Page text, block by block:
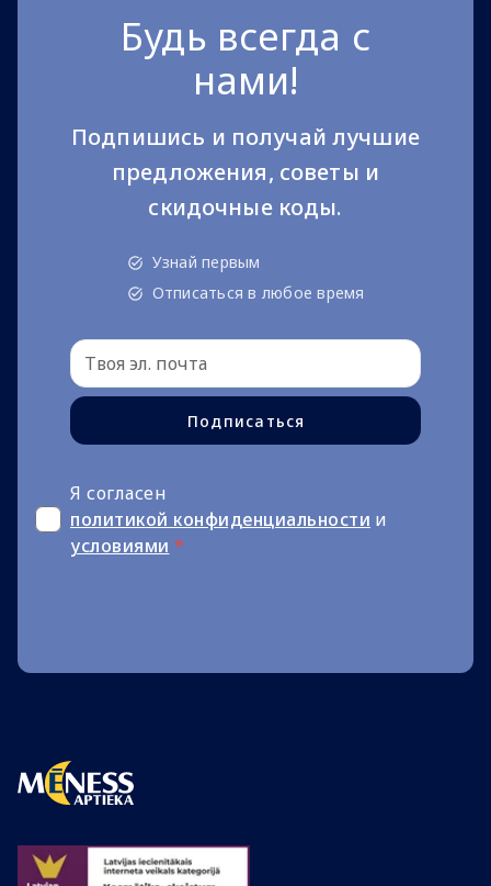
Будь всегда с
нами!
Подпишись и получай лучшие
предложения, советы и
скидочные коды.
Узнай первым
Отписаться в любое время
Подписаться
Я согласен
политикой конфиденциальности и
условиями *